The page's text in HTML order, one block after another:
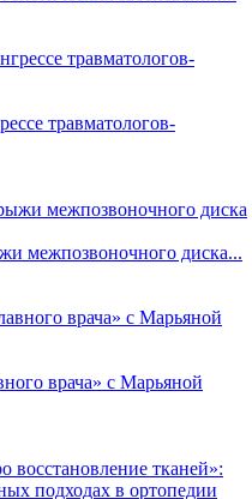
травматологов-
межпозвоночного диска...
врача» с Марьяной